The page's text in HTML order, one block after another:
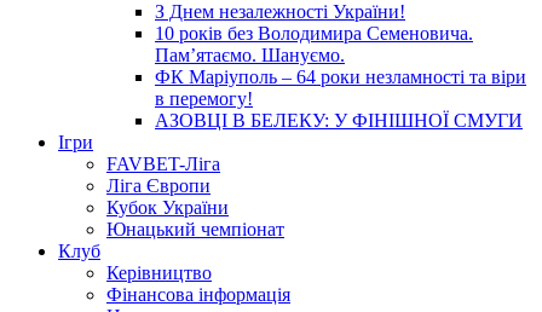
З Днем незалежності України!
10 років без Володимира Семеновича.
Пам’ятаємо. Шануємо.
ФК Маріуполь – 64 роки незламності та віри
в перемогу!
АЗОВЦІ В БЕЛЕКУ: У ФІНІШНОЇ СМУГИ
Ігри
FAVBET-Ліга
Ліга Європи
Кубок України
Юнацький чемпіонат
Клуб
Керівництво
Фінансова інформація